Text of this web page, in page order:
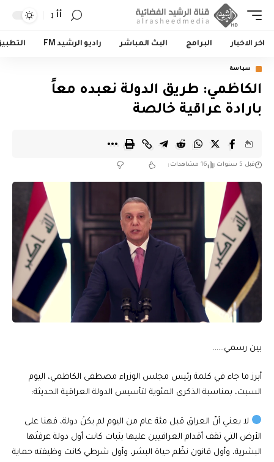
أأ
اخر الاخبار البرامج البث المباشر راديو الرشيد FM
سياسة
الكاظمي: طريق الدولة نعبده معاً
بارادة عراقية خالصة
قبل 5 سنوات 16 مشاهدات
بين رسمي……
أبرز ما جاء في كلمة رئيس مجلس الوزراء مصطفى الكاظمي، اليوم
السبت، بمناسبة الذكرى المئوية لتأسيس الدولة العراقية الحديثة:
لا يعني أنّ العراق قبل مئة عام من اليوم لم يكنْ دولة، فهنا على
الأرض التي تقف أقدام العراقيين عليها بثبات كانت أول دولة عرفتْها
البشرية، وأول قانون نظّم حياة البشر، وأول شرطي كانت وظيفته حماية